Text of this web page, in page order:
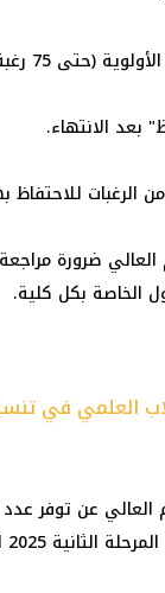
(حتى 75 رغبة).
الانتهاء.
الرغبات للاحتفاظ
العالي ضرورة
الخاصة بكل كلية.
العلمي في
عن توفر عدد